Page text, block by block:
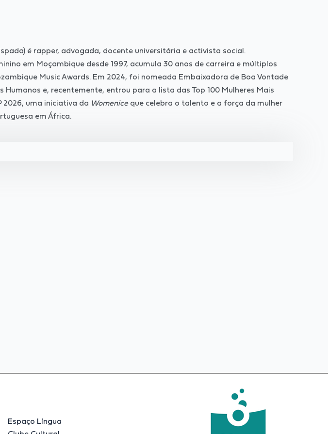
é rapper, advogada, docente universitária e activista social.
em Moçambique desde 1997, acumula 30 anos de carreira e múltiplos
Music Awards. Em 2024, foi nomeada Embaixadora de Boa Vontade
Humanos e, recentemente, entrou para a lista das Top 100 Mulheres Mais
2026, uma iniciativa da Womeniceque celebra o talento e a força da mulher
em África.
Espaço Língua